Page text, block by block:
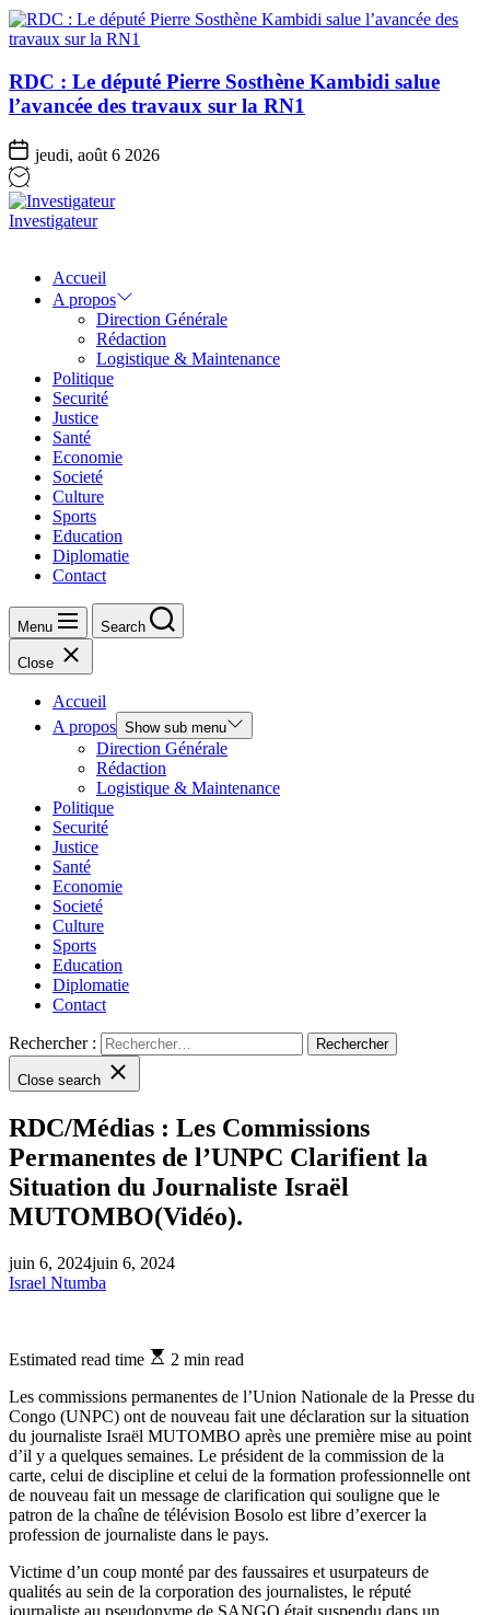
RDC : Le député Pierre Sosthène Kambidi salue
l’avancée des travaux sur la RN1
jeudi, août 6 2026
Investigateur
Accueil
A propos
Direction Générale
Rédaction
Logistique & Maintenance
Politique
Securité
Justice
Santé
Economie
Societé
Culture
Sports
Education
Diplomatie
Contact
Menu Search
Close
Accueil
A propos Show sub menu
Direction Générale
Rédaction
Logistique & Maintenance
Politique
Securité
Justice
Santé
Economie
Societé
Culture
Sports
Education
Diplomatie
Contact
Rechercher :
Close search
RDC/Médias : Les Commissions
Permanentes de l’UNPC Clarifient la
Situation du Journaliste Israël
MUTOMBO(Vidéo).
juin 6, 2024juin 6, 2024
Israel Ntumba
Estimated read time
2 min read
Les commissions permanentes de l’Union Nationale de la Presse du
Congo (UNPC) ont de nouveau fait une déclaration sur la situation
du journaliste Israël MUTOMBO après une première mise au point
d’il y a quelques semaines. Le président de la commission de la
carte, celui de discipline et celui de la formation professionnelle ont
de nouveau fait un message de clarification qui souligne que le
patron de la chaîne de télévision Bosolo est libre d’exercer la
profession de journaliste dans le pays.
Victime d’un coup monté par des faussaires et usurpateurs de
qualités au sein de la corporation des journalistes, le réputé
journaliste au pseudonyme de SANGO était suspendu dans un